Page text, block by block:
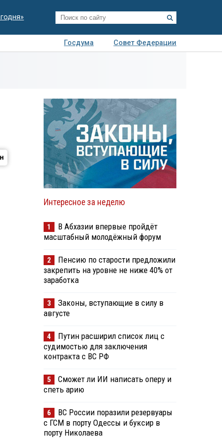
Госдума
Совет Федерации
Интересное за неделю
1
В Абхазии впервые пройдёт
масштабный молодёжный форум
2
Пенсию по старости предложили
закрепить на уровне не ниже 40% от
заработка
3
Законы, вступающие в силу в
августе
4
Путин расширил список лиц с
судимостью для заключения
контракта с ВС РФ
5
Сможет ли ИИ написать оперу и
спеть арию
6
ВС России поразили резервуары
с ГСМ в порту Одессы и буксир в
порту Николаева